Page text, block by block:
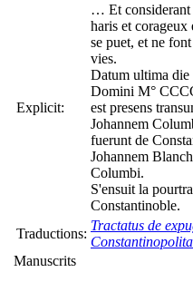
Explicit:
… Et considerant
haris et corageux
se puet, et ne
vies.
Datum ultima die
Domini M°
est presens
Johannem
fuerunt de
Johannem
Columbi.
S'ensuit la
Constantinoble.
Traductions:
Tractatus de
Manuscrits